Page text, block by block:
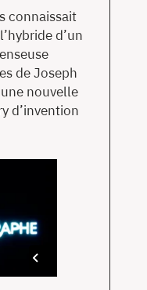
connaissait
d’un
de Joseph
nouvelle
d’invention